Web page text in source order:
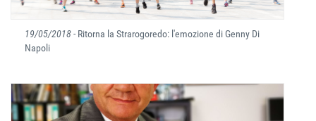
19/05/2018- Ritorna la Strarogoredo: l'emozione di Genny Di
Napoli